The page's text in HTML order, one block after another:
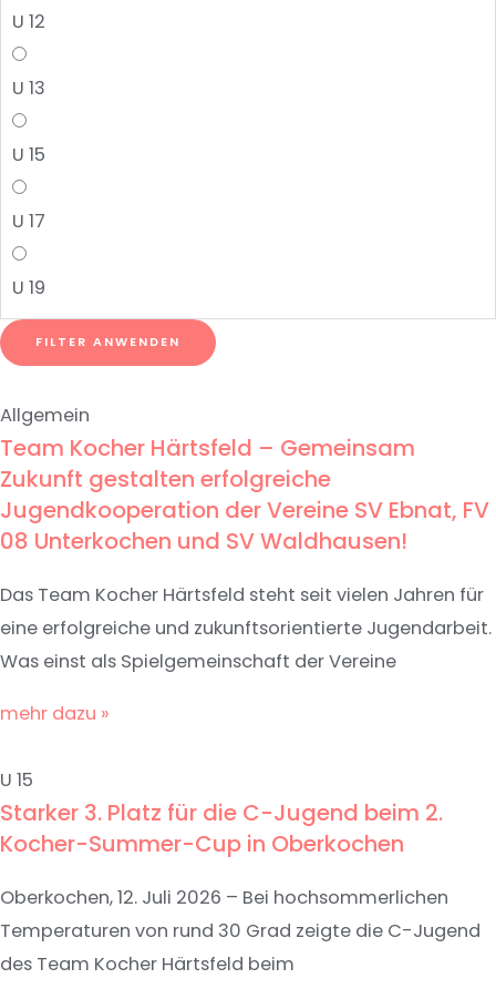
U 12
U 13
U 15
U 17
U 19
FILTER ANWENDEN
Allgemein
Team Kocher Härtsfeld – Gemeinsam
Zukunft gestalten erfolgreiche
Jugendkooperation der Vereine SV Ebnat, FV
08 Unterkochen und SV Waldhausen!
Das Team Kocher Härtsfeld steht seit vielen Jahren für
eine erfolgreiche und zukunftsorientierte Jugendarbeit.
Was einst als Spielgemeinschaft der Vereine
mehr dazu »
U 15
Starker 3. Platz für die C-Jugend beim 2.
Kocher-Summer-Cup in Oberkochen
Oberkochen, 12. Juli 2026 – Bei hochsommerlichen
Temperaturen von rund 30 Grad zeigte die C-Jugend
des Team Kocher Härtsfeld beim